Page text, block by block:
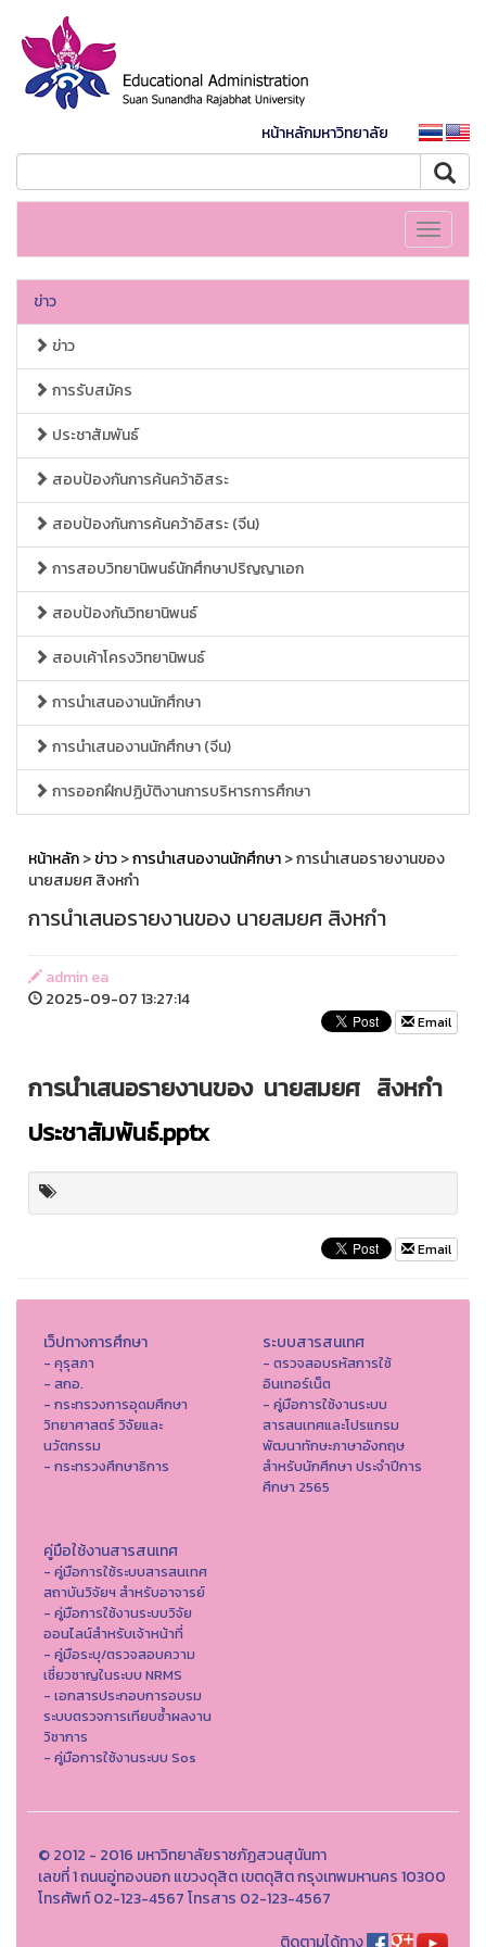
หน้าหลักมหาวิทยาลัย
Toggle
ข่าว
ข่าว
การรับสมัคร
ประชาสัมพันธ์
สอบป้องกันการค้นคว้าอิสระ
สอบป้องกันการค้นคว้าอิสระ (จีน)
การสอบวิทยานิพนธ์นักศึกษาปริญญาเอก
สอบป้องกันวิทยานิพนธ์
สอบเค้าโครงวิทยานิพนธ์
การนำเสนองานนักศึกษา
การนำเสนองานนักศึกษา (จีน)
การออกฝึกปฏิบัติงานการบริหารการศึกษา
หน้าหลัก>ข่าว>การนำเสนองานนักศึกษา> การนำเสนอรายงานของ
นายสมยศ สิงหกำ
การนำเสนอรายงานของ นายสมยศ สิงหกำ
admin ea
2025-09-07 13:27:14
Email
การนำเสนอรายงานของ นายสมยศ สิงหกำ
ประชาสัมพันธ์.pptx
Email
เว็ปทางการศึกษา
- คุรุสภา
- สกอ.
- กระทรวงการอุดมศึกษา
วิทยาศาสตร์ วิจัยและ
นวัตกรรม
- กระทรวงศึกษาธิการ
ระบบสารสนเทศ
- ตรวจสอบรหัสการใช้
อินเทอร์เน็ต
- คู่มือการใช้งานระบบ
สารสนเทศและโปรแกรม
พัฒนาทักษะภาษาอังกฤษ
สำหรับนักศึกษา ประจำปีการ
ศึกษา 2565
คู่มือใช้งานสารสนเทศ
- คู่มือการใช้ระบบสารสนเทศ
สถาบันวิจัยฯ สำหรับอาจารย์
- คู่มือการใช้งานระบบวิจัย
ออนไลน์สำหรับเจ้าหน้าที่
- คู่มือระบุ/ตรวจสอบความ
เชี่ยวชาญในระบบ NRMS
- เอกสารประกอบการอบรม
ระบบตรวจการเทียบซ้ำผลงาน
วิชาการ
- คู่มือการใช้งานระบบ Sos
© 2012 - 2016 มหาวิทยาลัยราชภัฏสวนสุนันทา
เลขที่ 1 ถนนอู่ทองนอก แขวงดุสิต เขตดุสิต กรุงเทพมหานคร 10300
โทรศัพท์ 02-123-4567 โทรสาร 02-123-4567
ติดตามได้ทาง